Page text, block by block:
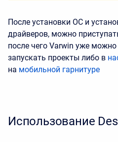
После установки ОС и
драйверов, можно
после чего Varwin уже
запускать проекты либо в
на мобильной гарнитуре
Использование